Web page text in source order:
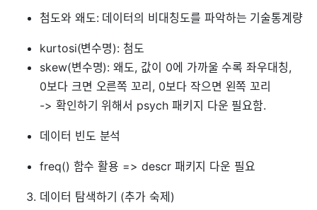
첨도와 왜도: 데이터의 비대칭도를 파악하는 기술통계량
kurtosi(변수명): 첨도
skew(변수명): 왜도, 값이 0에 가까울 수록 좌우대칭,
0보다 크면 오른쪽 꼬리, 0보다 작으면 왼쪽 꼬리
-> 확인하기 위해서 psych 패키지 다운 필요함.
데이터 빈도 분석
freq() 함수 활용 => descr 패키지 다운 필요
데이터 탐색하기 (추가 숙제)